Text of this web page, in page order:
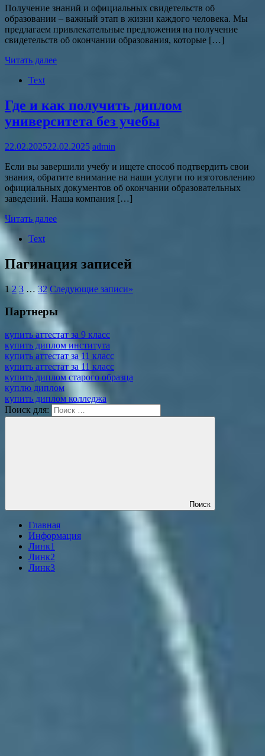
Получение знаний и официальных свидетельств об
образовании – важный этап в жизни каждого человека. Мы
предлагаем привлекательные предложения на получение
свидетельств об окончании образования, которые […]
Читать далее
Text
Где и как получить диплом
университета без учебы
22.02.202522.02.2025 admin
Если вы завершили учебу и ищете способ подтвердить свои
знания, обратите внимание на наши услуги по изготовлению
официальных документов об окончании образовательных
заведений. Наша компания […]
Читать далее
Text
Пагинация записей
1 2 3 … 32 Следующие записи»
Партнеры
купить аттестат за 9 класс
купить диплом института
купить аттестат за 11 класс
купить аттестат за 11 класс
купить диплом старого образца
куплю диплом
купить диплом колледжа
Поиск для:
Поиск
Главная
Информация
Линк1
Линк2
Линк3